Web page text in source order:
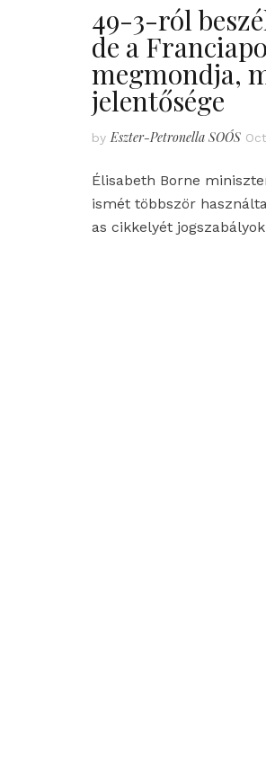
49-3-ról
de a
megmondja,
jelentősége
by Eszter-Petronella SOÓS
Élisabeth Borne
ismét többször
as cikkelyét